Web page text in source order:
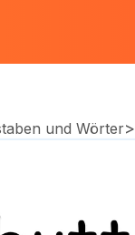
und Wörter>